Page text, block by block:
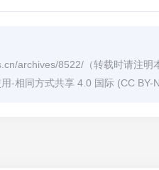
archives/8522/ （转载时请注明
-相同方式共享 4.0 国际 (CC BY-